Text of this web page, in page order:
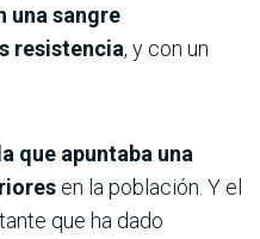
una sangre
resistencia, y con un
que apuntaba una
en la población. Y el
que ha dado